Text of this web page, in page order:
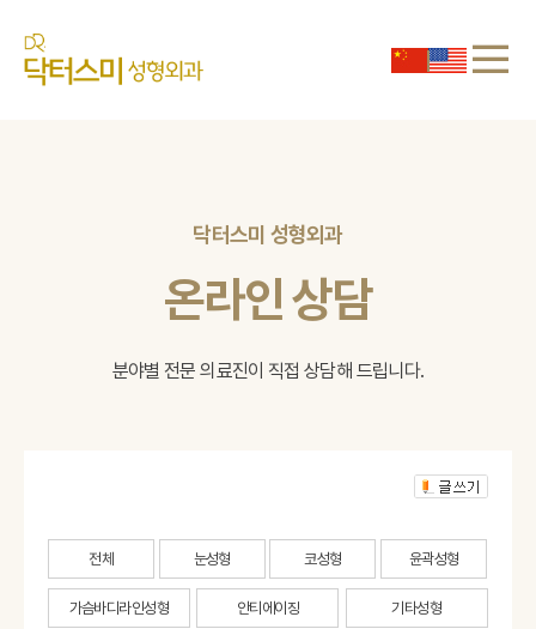
닥터스미 성형외과
온라인 상담
분야별 전문 의료진이 직접 상담해 드립니다.
전체 눈성형 코성형 윤곽성형
가슴바디라인성형 안티에이징 기타성형